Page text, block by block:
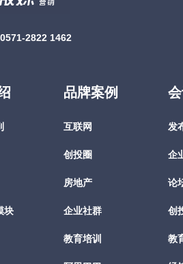
0571-2822 1462
块
品牌案例
互联网
创投圈
房地产
企业社群
教育培训
发
企
论
创
教